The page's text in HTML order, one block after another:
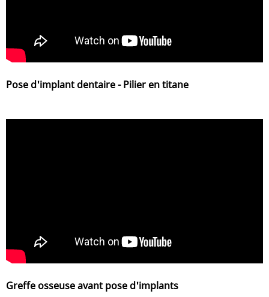
Pose d'implant dentaire - Pilier en titane
Greffe osseuse avant pose d'implants